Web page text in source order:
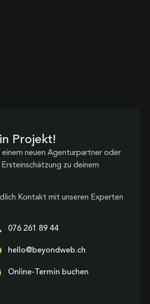
Projekt!
einem neuen Agenturpartner oder
zu deinem
Kontakt mit unseren Experten
076 261 89 44
hello@beyondweb.ch
Online-Termin buchen